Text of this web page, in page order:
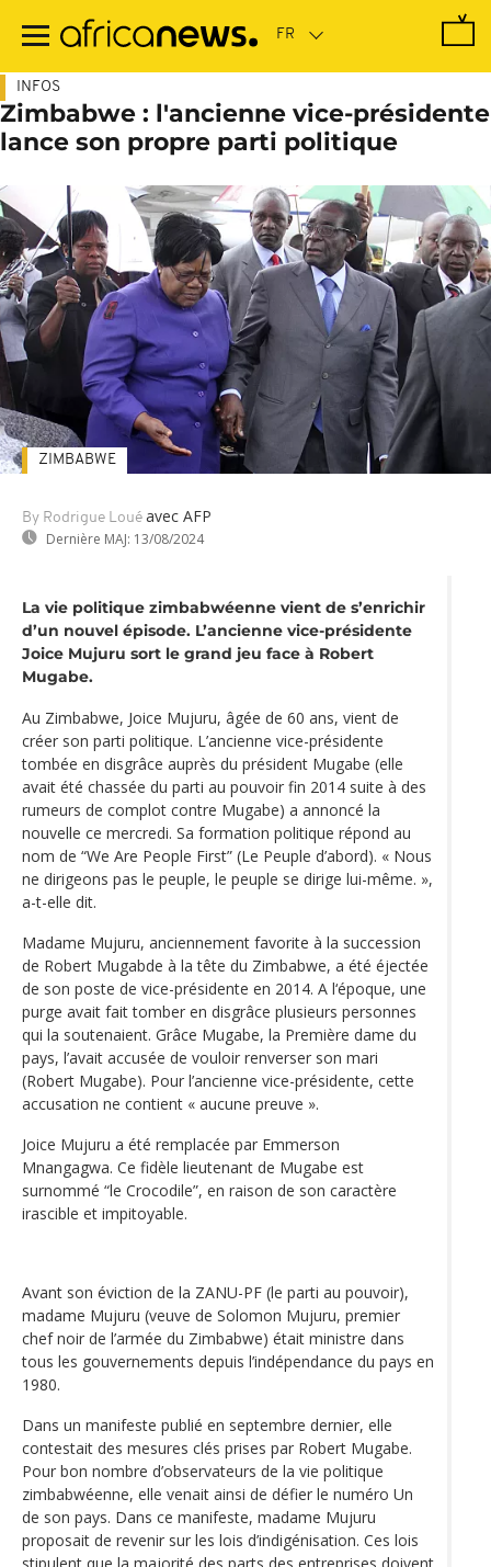
contenu
INFOS
Zimbabwe : l'ancienne vice-présidente
lance son propre parti politique
By Rodrigue Loué avec AFP
Dernière MAJ: 13/08/2024
ZIMBABWE
La vie politique zimbabwéenne vient de s’enrichir
d’un nouvel épisode. L’ancienne vice-présidente
Joice Mujuru sort le grand jeu face à Robert
Mugabe.
Au Zimbabwe, Joice Mujuru, âgée de 60 ans, vient de
créer son parti politique. L’ancienne vice-présidente
tombée en disgrâce auprès du président Mugabe (elle
avait été chassée du parti au pouvoir fin 2014 suite à des
rumeurs de complot contre Mugabe) a annoncé la
nouvelle ce mercredi. Sa formation politique répond au
nom de “We Are People First” (Le Peuple d’abord). « Nous
ne dirigeons pas le peuple, le peuple se dirige lui-même. »,
a-t-elle dit.
Madame Mujuru, anciennement favorite à la succession
de Robert Mugabde à la tête du Zimbabwe, a été éjectée
de son poste de vice-présidente en 2014. A l‘époque, une
purge avait fait tomber en disgrâce plusieurs personnes
qui la soutenaient. Grâce Mugabe, la Première dame du
pays, l’avait accusée de vouloir renverser son mari
(Robert Mugabe). Pour l’ancienne vice-présidente, cette
accusation ne contient « aucune preuve ».
Joice Mujuru a été remplacée par Emmerson
Mnangagwa. Ce fidèle lieutenant de Mugabe est
surnommé “le Crocodile”, en raison de son caractère
irascible et impitoyable.
Avant son éviction de la ZANU-PF (le parti au pouvoir),
madame Mujuru (veuve de Solomon Mujuru, premier
chef noir de l’armée du Zimbabwe) était ministre dans
tous les gouvernements depuis l’indépendance du pays en
1980.
Dans un manifeste publié en septembre dernier, elle
contestait des mesures clés prises par Robert Mugabe.
Pour bon nombre d’observateurs de la vie politique
zimbabwéenne, elle venait ainsi de défier le numéro Un
de son pays. Dans ce manifeste, madame Mujuru
proposait de revenir sur les lois d’indigénisation. Ces lois
stipulent que la majorité des parts des entreprises doivent